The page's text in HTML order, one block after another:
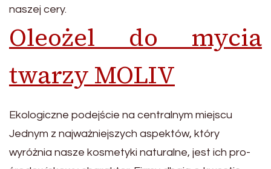
naszej cery.
Oleożel do mycia
twarzy MOLIV
Ekologiczne podejście na centralnym miejscu
Jednym z najważniejszych aspektów, który
wyróżnia nasze kosmetyki naturalne, jest ich pro-